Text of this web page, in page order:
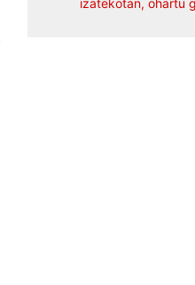
izatekotan, ohartu